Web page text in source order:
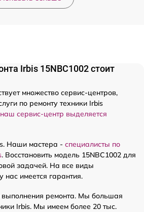
Irbis 15NBC1002 стоит
множество сервис-центров,
по ремонту техники Irbis
наш сервис-центр выделяется
Наши мастера - специалисты по
. Восстановить модель 15NBC1002 для
задачей. На все виды
нас имеется гарантия.
ремонта. Мы большая
Irbis. Мы имеем более 20 тыс.